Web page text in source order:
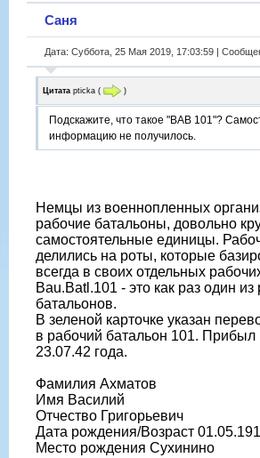
Саня
Дата: Суббота, 25 Мая 2019, 17:03:59 |
Цитата pticka ( )
Подскажите, что такое "ВАВ 101"?
информацию не получилось.
Немцы из военнопленных
рабочие батальоны, довольно
самостоятельные единицы.
делились на роты, которые
всегда в своих отдельных
Bau.Batl.101 - это как раз один из
батальонов.
В зеленой карточке указан
в рабочий батальон 101. Прибыл
23.07.42 года.
Фамилия Ахматов
Имя Василий
Отчество Григорьевич
Дата рождения/Возраст
Место рождения Сухинино